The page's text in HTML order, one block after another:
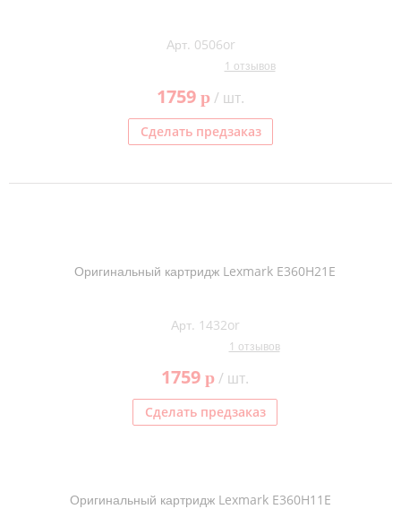
Арт. 0506or
1 отзывов
1759 p/ шт.
Сделать предзаказ
Оригинальный картридж Lexmark E360H21E
Арт. 1432or
1 отзывов
1759 p/ шт.
Сделать предзаказ
Оригинальный картридж Lexmark E360H11E